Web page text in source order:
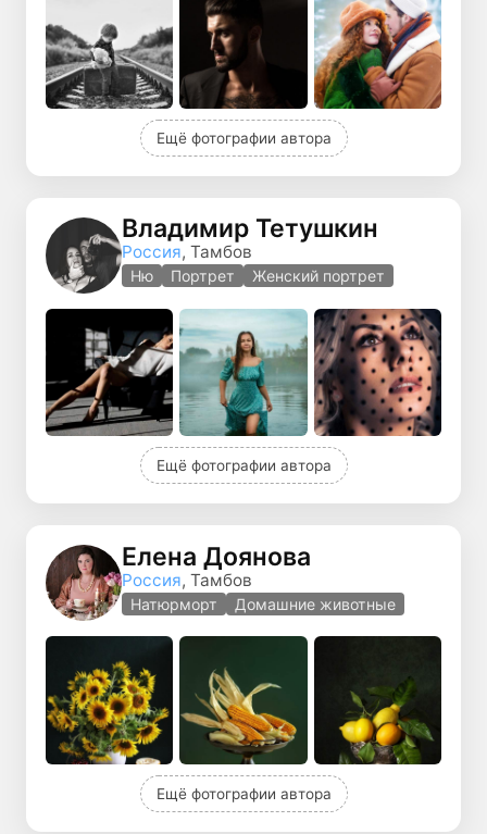
Ещё фотографии автора
Владимир Тетушкин
Россия, Тамбов
Ню Портрет Женский портрет
Ещё фотографии автора
Елена Доянова
Россия, Тамбов
Натюрморт Домашние животные
Ещё фотографии автора